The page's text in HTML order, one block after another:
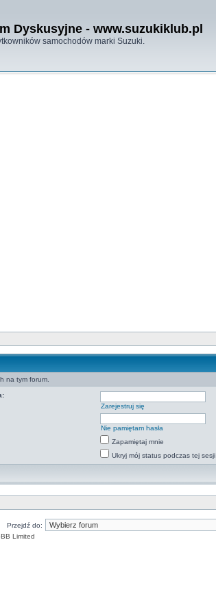
Dyskusyjne - www.suzukiklub.pl
samochodów marki Suzuki.
na tym forum.
Zarejestruj się
Nie pamiętam hasła
Zapamiętaj mnie
Ukryj mój status podczas tej sesji
Przejdź do:
Limited